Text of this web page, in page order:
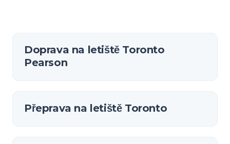
Doprava na letiště Toronto
Pearson
Přeprava na letiště Toronto